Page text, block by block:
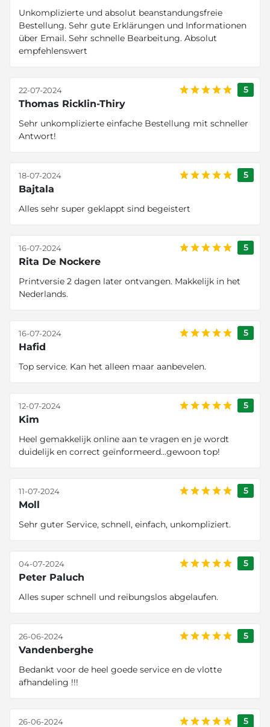
Unkomplizierte und absolut beanstandungsfreie
Bestellung. Sehr gute Erklärungen und Informationen
über Email. Sehr schnelle Bearbeitung. Absolut
empfehlenswert
5
Thomas Ricklin-Thiry
22-07-2024
Sehr unkomplizierte einfache Bestellung mit schneller
Antwort!
5
Bajtala
18-07-2024
Alles sehr super geklappt sind begeistert
5
Rita De Nockere
16-07-2024
Printversie 2 dagen later ontvangen. Makkelijk in het
Nederlands.
5
Hafid
16-07-2024
Top service. Kan het alleen maar aanbevelen.
5
Kim
12-07-2024
Heel gemakkelijk online aan te vragen en je wordt
duidelijk en correct geïnformeerd...gewoon top!
5
Moll
11-07-2024
Sehr guter Service, schnell, einfach, unkompliziert.
5
Peter Paluch
04-07-2024
Alles super schnell und reibungslos abgelaufen.
5
Vandenberghe
26-06-2024
Bedankt voor de heel goede service en de vlotte
afhandeling !!!
5
26-06-2024